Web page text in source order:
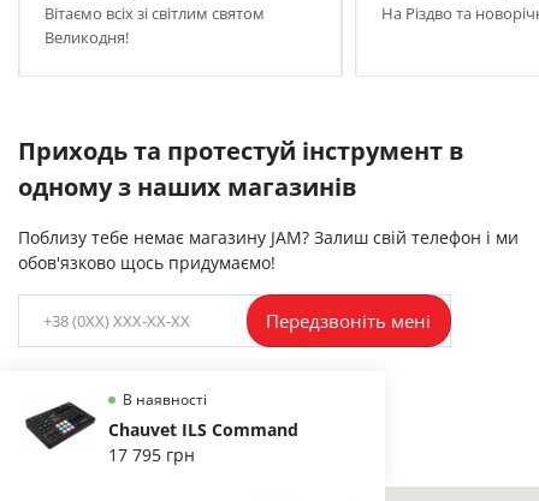
Вітаємо всіх зі світлим святом
Великодня!
На Різдво та
Приходь та протестуй інструмент в
одному з наших магазинів
Поблизу тебе немає магазину JAM? Залиш свій телефон і ми
обов'язково щось придумаємо!
В наявності
Chauvet ILS Command
17 795 грн
Передзвоніть мені